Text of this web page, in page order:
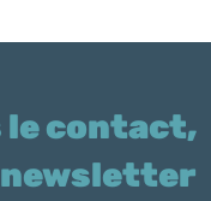
le contact,